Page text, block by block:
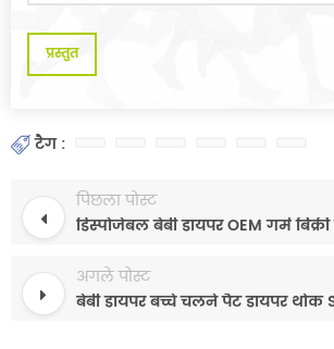
टैग :
पिछला पोस्ट
डिस्पोजेबल बेबी डायपर OEM गर्म
अगले पोस्ट